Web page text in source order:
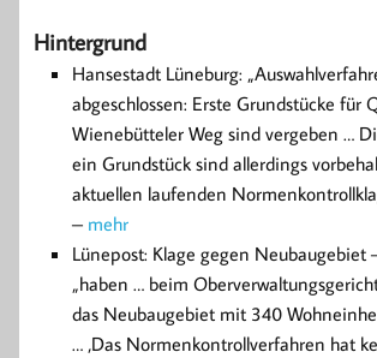
Hintergrund
Hansestadt Lüneburg:
abgeschlossen: Erste Grundstücke für
Wienebütteler Weg sind vergeben …
ein Grundstück sind allerdings
aktuellen laufenden
– mehr
Lünepost: Klage gegen Neubaugebiet
„haben … beim
das Neubaugebiet mit 340
… ‚Das Normenkontrollverfahren hat